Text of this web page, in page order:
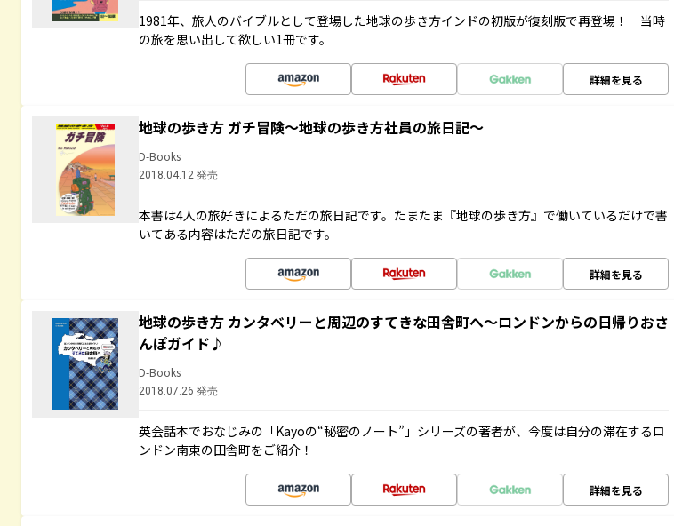
1981年、旅人のバイブルとして登場した地球の歩き方インドの初版が復刻版で再登場！ 当時
の旅を思い出して欲しい1冊です。
詳細を見る
地球の歩き方 ガチ冒険～地球の歩き方社員の旅日記～
D-Books
2018.04.12 発売
本書は4人の旅好きによるただの旅日記です。たまたま『地球の歩き方』で働いているだけで書
いてある内容はただの旅日記です。
詳細を見る
地球の歩き方 カンタベリーと周辺のすてきな田舎町へ～ロンドンからの日帰りおさ
んぽガイド♪
D-Books
2018.07.26 発売
英会話本でおなじみの「Kayoの“秘密のノート”」シリーズの著者が、今度は自分の滞在するロ
ンドン南東の田舎町をご紹介！
詳細を見る